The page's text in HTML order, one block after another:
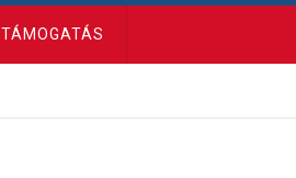
TÁMOGATÁS